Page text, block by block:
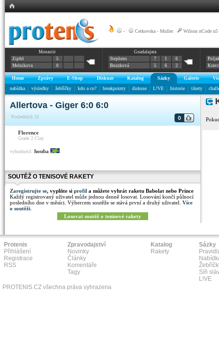
- Cetkovska - Muller| Wilson nCode n5
Monastir
Zipfel
5
Melnikova
0
Guadalajara
Stephens
7 1
6
Bouzková
5 6 2
Home Zprávy E-Shop Diskuze Katalog Sázky Galerie
nabídka
výsledky žebříčky kdo a co? breakpointy diskuse L!VE historie tikety
Allertova - Giger 6:0 6:0
Posledních 32 0
Florence
Grade 2 Clay
vyhodnotil: houba
SOUTĚŽ O TENISOVÉ RAKETY
Zaregistrujte se, vyplňte si profil a můžete vyhrát raketu Babolat nebo Prince
Každý registrovaný uživatel může jednou denně losovat. Losování končí půlnocí
posledního dne v měsíci. Výhercem soutěže se stává první a druhý uživatel. Více
o soutěži
Losovat soutěž o tenisové rakety
Protenis
Přihlášení
Registrace
RSS
Zpravodajství
Novinky
Články
Komentáře
Tagy
Katalog
Rakety
Sázky
Síň
L!VE
PROTENIS.CZ všechna práva vyhrazena